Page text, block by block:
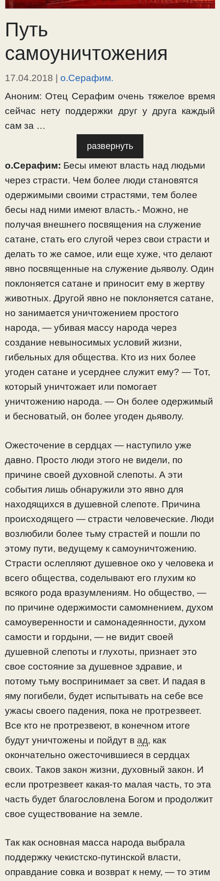
Путь
самоуничтожения
17.04.2018 | о.Серафим.
Аноним: Отец Серафим очень тяжелое время
сейчас нету поддержки друг у друга каждый
сам за …
развернуть
о.Серафим: Бесы имеют власть над людьми
через страсти. Чем более люди становятся
одержимыми своими страстями, тем более
бесы над ними имеют власть.- Можно, не
получая внешнего посвящения на служение
сатане, стать его слугой через свои страсти и
делать то же самое, или еще хуже, что делают
явно посвященные на служение дьяволу. Один
поклоняется сатане и приносит ему в жертву
животных. Другой явно не поклоняется сатане,
но занимается уничтожением простого
народа, — убивая массу народа через
создание невыносимых условий жизни,
гибельных для общества. Кто из них более
угоден сатане и усерднее служит ему? — Тот,
который уничтожает или помогает
уничтожению народа. — Он более одержимый
и бесноватый, он более угоден дьяволу.
Ожесточение в сердцах — наступило уже
давно. Просто люди этого не видели, по
причине своей духовной слепоты. А эти
события лишь обнаружили это явно для
находящихся в душевной слепоте. Причина
происходящего — страсти человеческие. Люди
возлюбили более тьму страстей и пошли по
этому пути, ведущему к самоуничтожению.
Страсти ослепляют душевное око у человека и
всего общества, соделывают его глухим ко
всякого рода вразумлениям. Но общество, —
по причине одержимости самомнением, духом
самоуверенности и самонадеянности, духом
самости и гордыни, — не видит своей
душевной слепоты и глухоты, признает это
свое состояние за душевное здравие, и
потому тьму воспринимает за свет. И падая в
яму погибели, будет испытывать на себе все
ужасы своего падения, пока не протрезвеет.
Все кто не протрезвеют, в конечном итоге
будут уничтожены и пойдут в ад, как
окончательно ожесточившиеся в сердцах
своих. Таков закон жизни, духовный закон. И
если протрезвеет какая-то малая часть, то эта
часть будет благословлена Богом и продолжит
свое существование на земле.
Так как основная масса народа выбрала
поддержку чекистско-путинской власти,
оправдание совка и возврат к нему, — то этим